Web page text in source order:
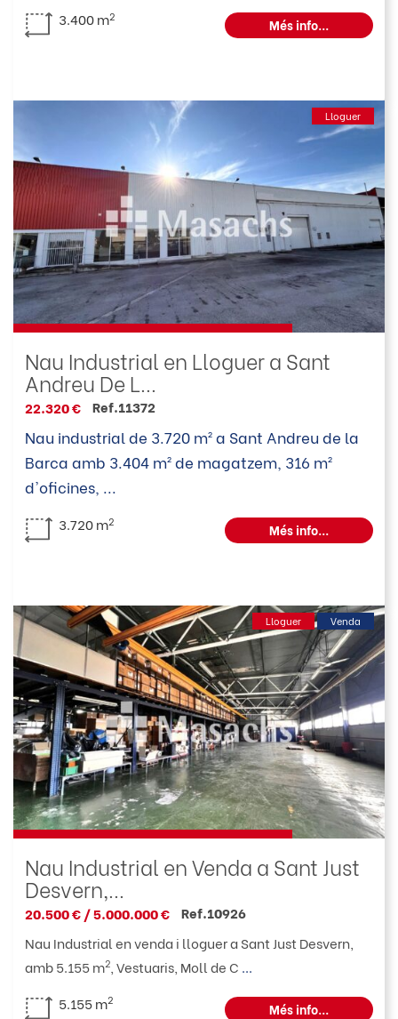
3.400 m2 Més info...
Lloguer
Nau Industrial en Lloguer a Sant
Andreu De L...
Ref.11372
22.320 €
Nau industrial de 3.720 m² a Sant Andreu de la
Barca amb 3.404 m² de magatzem, 316 m²
d'oficines, ...
3.720 m2 Més info...
Lloguer Venda
Nau Industrial en Venda a Sant Just
Desvern,...
Ref.10926
20.500 € / 5.000.000 €
Nau Industrial en venda i lloguer a Sant Just Desvern,
amb 5.155 m2 , Vestuaris, Moll de C ...
5.155 m2 Més info...